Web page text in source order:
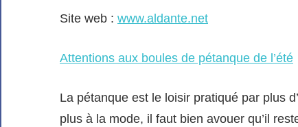
Site web : www.aldante.net
Attentions aux boules de pétanque de l’été
La pétanque est le loisir pratiqué par plus
plus à la mode, il faut bien avouer qu’il